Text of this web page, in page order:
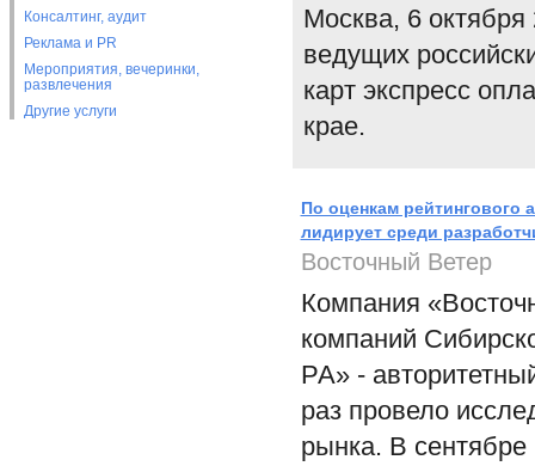
Консалтинг, аудит
Реклама и PR
Мероприятия, вечеринки,
развлечения
Другие услуги
Москва, 6
ведущих
карт экспресс
крае.
По оценкам рейтингового
лидирует среди
Восточный Ветер
Компания
компаний
РА» -
раз провело
рынка. В сентябре